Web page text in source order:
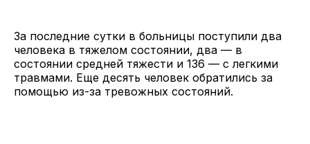
За последние сутки в больницы поступили два
человека в тяжелом состоянии, два — в
состоянии средней тяжести и 136 — с легкими
травмами. Еще десять человек обратились за
помощью из-за тревожных состояний.